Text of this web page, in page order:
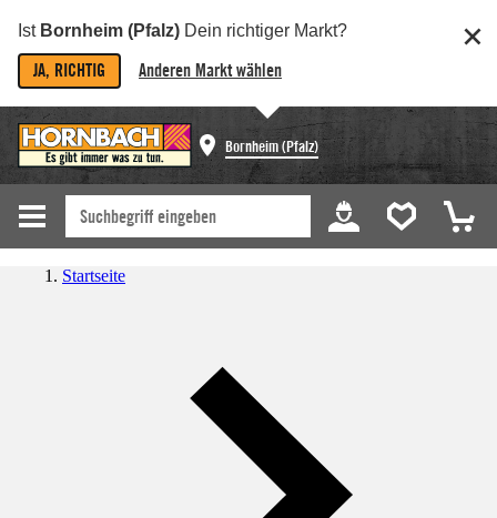
Ist Bornheim (Pfalz) Dein richtiger Markt?
JA, RICHTIG Anderen Markt wählen
Bornheim (Pfalz)
Startseite